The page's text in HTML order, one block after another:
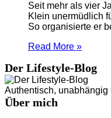
Seit mehr als vier
Klein unermüdlich
So organisierte er
Read More »
Der Lifestyle-Blog
Authentisch,
Über mich